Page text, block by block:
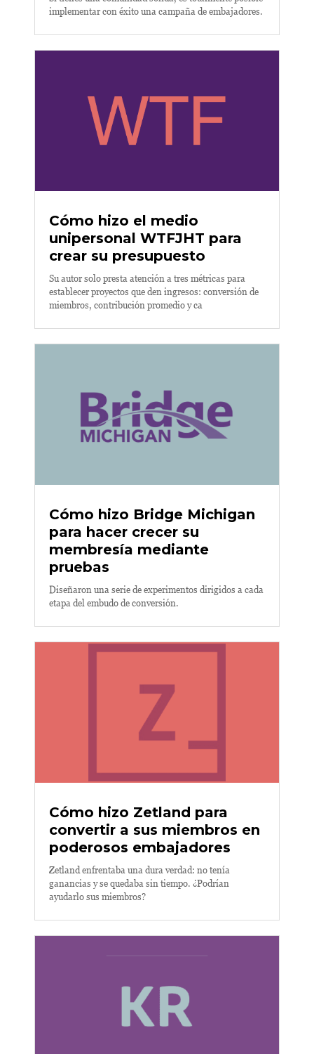
implementar con éxito una campaña de embajadores.
Cómo hizo el medio
unipersonal WTFJHT para
crear su presupuesto
Su autor solo presta atención a tres métricas para
establecer proyectos que den ingresos: conversión de
miembros, contribución promedio y ca
Cómo hizo Bridge Michigan
para hacer crecer su
membresía mediante
pruebas
Diseñaron una serie de experimentos dirigidos a cada
etapa del embudo de conversión.
Cómo hizo Zetland para
convertir a sus miembros en
poderosos embajadores
Zetland enfrentaba una dura verdad: no tenía
ganancias y se quedaba sin tiempo. ¿Podrían
ayudarlo sus miembros?